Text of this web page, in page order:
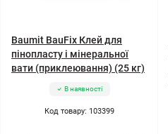
Baumit BauFix Клей для
пінопласту і мінеральної
вати (приклеювання) (25 кг)
В наявності
Код товару: 103399